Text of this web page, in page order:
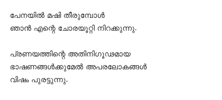
പേനയില്‍ മഷി തീരുമ്പോള്‍
ഞാന്‍ എന്റെ ചോരയൂറ്റി നിറക്കുന്നു.
പ്രണയത്തിന്റെ അതിനിഗൂഢമായ
ഭാഷണങ്ങള്‍ക്കുമേല്‍ അപരലോകങ്ങള്‍
വിഷം പുരട്ടുന്നു.